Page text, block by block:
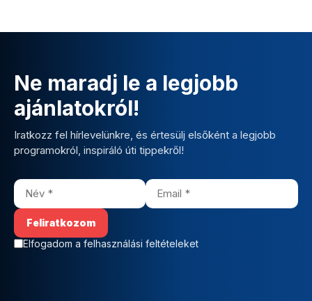
Ne maradj le a legjobb
ajánlatokról!
Iratkozz fel hírlevelünkre, és értesülj elsőként a legjobb
programokról, inspiráló úti tippekről!
Elfogadom a felhasználási feltételeket